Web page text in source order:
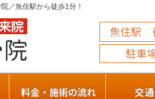
／魚住駅から徒歩1分！